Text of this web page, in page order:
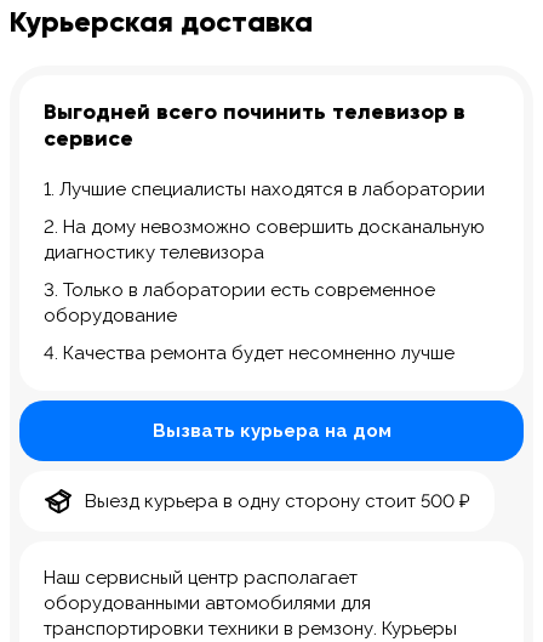
Курьерская доставка
Выгодней всего починить телевизор в
сервисе
1. Лучшие специалисты находятся в лаборатории
2. На дому невозможно совершить досканальную
диагностику телевизора
3. Только в лаборатории есть современное
оборудование
4. Качества ремонта будет несомненно лучше
Наш сервисный центр располагает
оборудованными автомобилями для
транспортировки техники в ремзону. Курьеры
Вызвать курьера на дом
Выезд курьера в одну сторону стоит 500 ₽